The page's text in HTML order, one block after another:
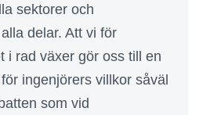
sektorer och
delar. Att vi för
i rad växer gör oss till en
ingenjörers villkor såväl
som vid